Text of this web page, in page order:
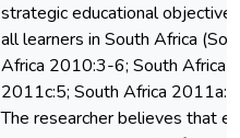
strategic educational objective
all learners in South Africa
Africa 2010:3-6; South Africa
2011c:5; South Africa
The researcher believes that